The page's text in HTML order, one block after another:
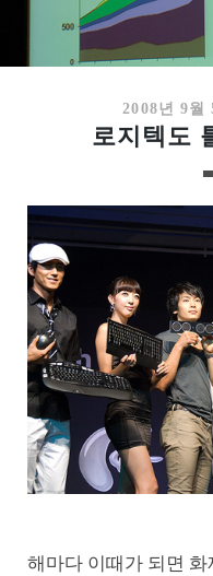
2008년 9월
로지텍도
해마다 이때가 되면 화